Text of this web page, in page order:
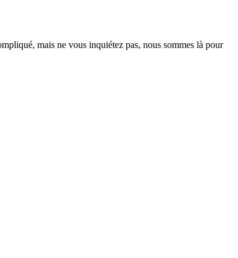
mais ne vous inquiétez pas, nous sommes là pour